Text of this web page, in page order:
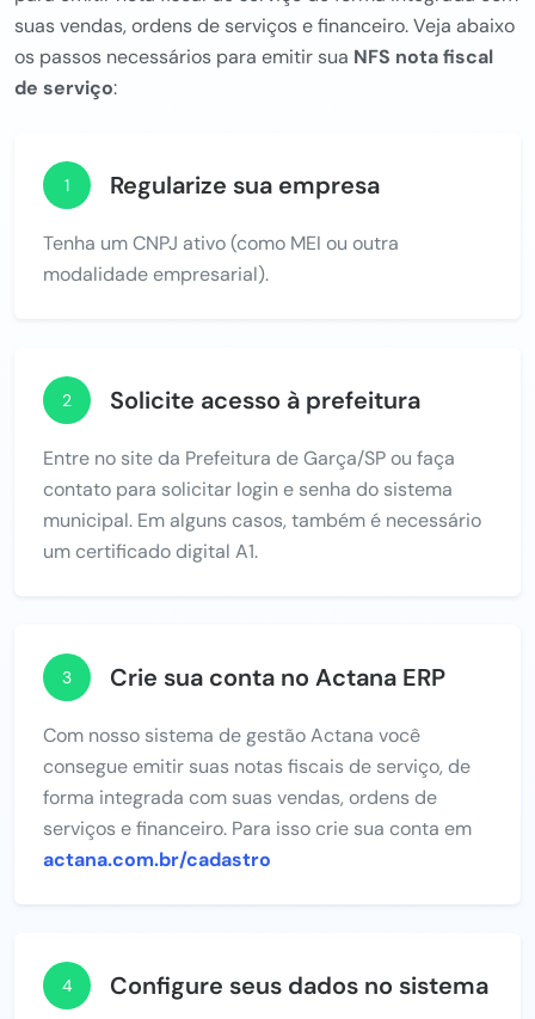
suas vendas, ordens de serviços e financeiro. Veja abaixo
os passos necessários para emitir sua NFS nota fiscal
de serviço:
1 Regularize sua empresa
Tenha um CNPJ ativo (como MEI ou outra
modalidade empresarial).
2 Solicite acesso à prefeitura
Entre no site da Prefeitura de Garça/SP ou faça
contato para solicitar login e senha do sistema
municipal. Em alguns casos, também é necessário
um certificado digital A1.
3 Crie sua conta no Actana ERP
Com nosso sistema de gestão Actana você
consegue emitir suas notas fiscais de serviço, de
forma integrada com suas vendas, ordens de
serviços e financeiro. Para isso crie sua conta em
actana.com.br/cadastro
4 Configure seus dados no sistema